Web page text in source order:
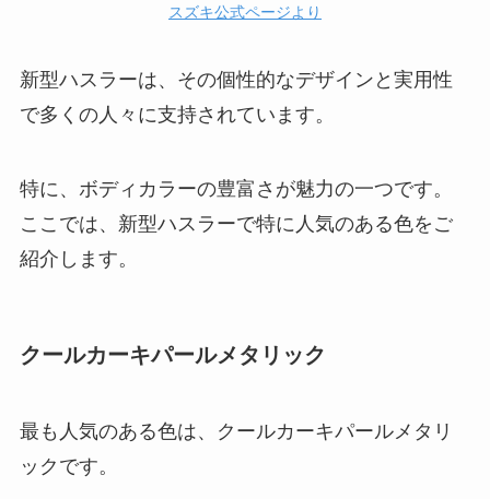
スズキ公式ページより
新型ハスラーは、その個性的なデザインと実用性
で多くの人々に支持されています。
特に、ボディカラーの豊富さが魅力の一つです。
ここでは、新型ハスラーで特に人気のある色をご
紹介します。
クールカーキパールメタリック
最も人気のある色は、クールカーキパールメタリ
ックです。